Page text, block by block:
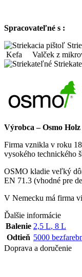
Spracovateľné s :
Kefa
Valček z
Výrobca – Osmo
Firma vznikla v roku
vysokého technického
OSMO kladie veľký
EN 71.3 (vhodné pre
V Nemecku má firma
Ďalšie informácie
Balenie 2,5 L, 8 L
Odtieň 5000
Doprava a doručenie